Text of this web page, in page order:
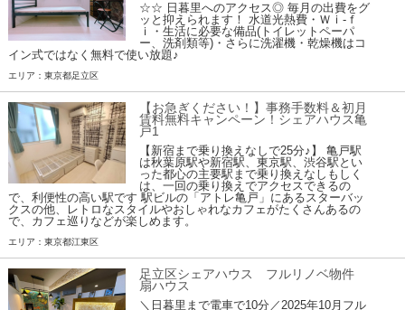
☆☆ 日暮里へのアクセス◎ 毎月の出費をグ
ッと抑えられます！ 水道光熱費・Ｗｉ-ｆ
ｉ・生活に必要な備品(トイレットペーパ
ー、洗剤類等)・さらに洗濯機・乾燥機はコ
イン式ではなく無料で使い放題♪
エリア：東京都足立区
【お急ぎください！】事務手数料＆初月
賃料無料キャンペーン！シェアハウス亀
戸1
【新宿まで乗り換えなしで25分♪】 亀戸駅
は秋葉原駅や新宿駅、東京駅、渋谷駅とい
った都心の主要駅まで乗り換えなしもしく
は、一回の乗り換えでアクセスできるの
で、利便性の高い駅です 駅ビルの「アトレ亀戸」にあるスターバッ
クスの他、レトロなスタイルやおしゃれなカフェがたくさんあるの
で、カフェ巡りなどが楽しめます。
エリア：東京都江東区
足立区シェアハウス フルリノベ物件
扇ハウス
＼日暮里まで電車で10分／2025年10月フル